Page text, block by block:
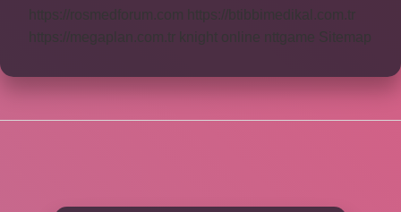
https://rosmedforum.com
https://btibbimedikal.com.tr
https://megaplan.com.tr knight online nttgame Sitemap